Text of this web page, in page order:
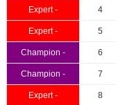
Expert - 4
Expert - 5
Champion - 6
Champion - 7
Expert - 8